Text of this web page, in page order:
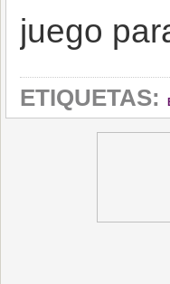
juego
ETIQUETAS: